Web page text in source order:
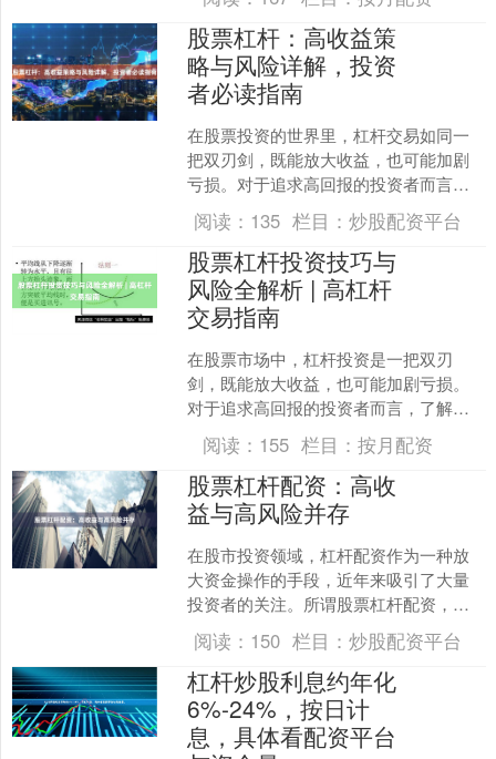
步。本文将围绕炒股如何杠....
股票杠杆：高收益策
略与风险详解，投资
者必读指南
在股票投资的世界里，杠杆交易如同一
把双刃剑，既能放大收益，也可能加剧
亏损。对于追求高回报的投资者而言股
票配资学习，了解杠杆交易的运作机
制、潜在收益与风险至关重要....
阅读： 135 栏目： 炒股配资平台
股票杠杆投资技巧与
风险全解析 | 高杠杆
交易指南
在股票市场中，杠杆投资是一把双刃
剑，既能放大收益，也可能加剧亏损。
对于追求高回报的投资者而言，了解杠
杆交易的技巧与风险至关重要。本文将
全面解析股票杠杆投资的运作....
阅读： 155 栏目：按月配资
股票杠杆配资：高收
益与高风险并存
在股市投资领域，杠杆配资作为一种放
大资金操作的手段，近年来吸引了大量
投资者的关注。所谓股票杠杆配资，是
指投资者通过向配资公司或金融机构借
入资金线上股票配资门户，....
阅读： 150 栏目： 炒股配资平台
杠杆炒股利息约年化
6%-24%，按日计
息，具体看配资平台